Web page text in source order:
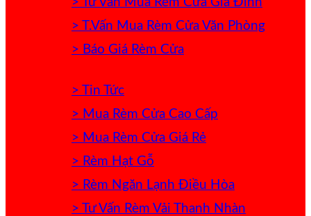
> T.Vấn Mua Rèm Cửa Văn Phòng
> Báo Giá Rèm Cửa
> Tin Tức
> Mua Rèm Cửa Cao Cấp
> Mua Rèm Cửa Giá Rẻ
> Rèm Hạt Gỗ
> Rèm Ngăn Lạnh Điều Hòa
> Tư Vấn Rèm Vải Thanh Nhàn